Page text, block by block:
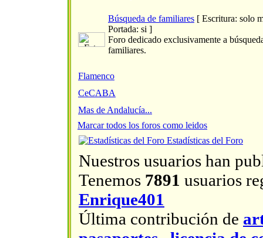
Búsqueda de familiares [ Escritura: solo
Portada: si ]
Foro dedicado exclusivamente a
familiares.
Flamenco
CeCABA
Mas de Andalucía...
Marcar todos los foros como leidos
Estadísticas del Foro
Nuestros usuarios han
Tenemos 7891 usuarios
Enrique401
Última contribución de